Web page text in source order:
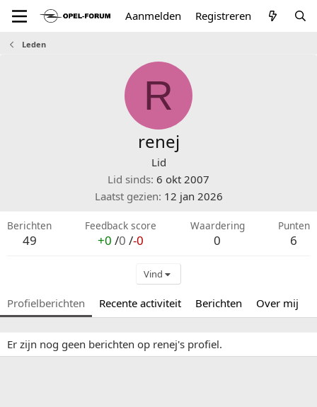
Aanmelden Registreren
Leden
R
renej
Lid
Lid sinds 6 okt 2007
Laatst gezien 12 jan 2026
Berichten
49
Feedback score
+0 /0 /-0
Waardering
0
Punten
6
Vind
Profielberichten Recente activiteit Berichten Over mij
Er zijn nog geen berichten op renej's profiel.